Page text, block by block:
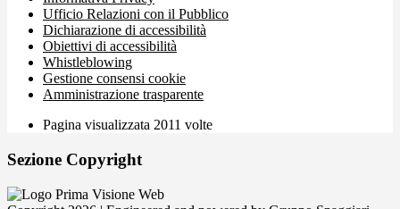
Ufficio Relazioni con il Pubblico
Dichiarazione di accessibilità
Obiettivi di accessibilità
Whistleblowing
Gestione consensi cookie
Amministrazione trasparente
Pagina visualizzata 2011 volte
Sezione Copyright